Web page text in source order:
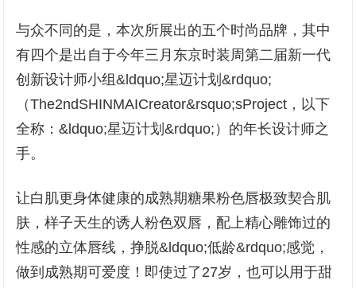
与众不同的是，本次所展出的五个时尚品牌，其中
有四个是出自于今年三月东京时装周第二届新一代
创新设计师小组&ldquo;星迈计划&rdquo;
（The2ndSHINMAICreator&rsquo;sProject，以下
全称：&ldquo;星迈计划&rdquo;）的年长设计师之
手。
让白肌更身体健康的成熟期糖果粉色唇极致契合肌
肤，样子天生的诱人粉色双唇，配上精心雕饰过的
性感的立体唇线，挣脱&ldquo;低龄&rdquo;感觉，
做到成熟期可爱度！即使过了27岁，也可以用于甜